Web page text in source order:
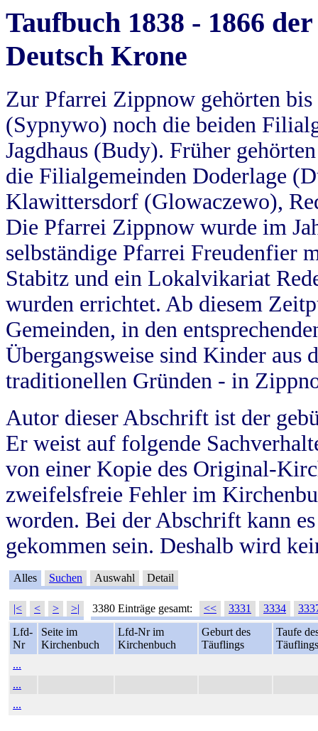
Taufbuch 1838 - 1866
Deutsch Krone
Zur Pfarrei Zippnow gehörten
(Sypnywo) noch die beiden
Jagdhaus (Budy). Früher
die Filialgemeinden Doderlage
Klawittersdorf (Glowaczewo),
Die Pfarrei Zippnow wurde im
selbständige Pfarrei Freudenfier
Stabitz und ein Lokalvikariat
wurden errichtet. Ab diesem
Gemeinden, in den
Übergangsweise sind Kinder aus
traditionellen Gründen - in
Autor dieser Abschrift ist der
Er weist auf folgende
von einer Kopie des Original-
zweifelsfreie Fehler im
worden. Bei der Abschrift kann
gekommen sein. Deshalb wird
Alles Suchen Auswahl Detail
|< < > >| 3380 Einträge gesamt: << 3331 3334
Lfd-
Nr
Seite im
Kirchenbuch
Lfd-Nr im
Kirchenbuch
Geburt des
Täuflings
Taufe
Täuflings
...
...
...